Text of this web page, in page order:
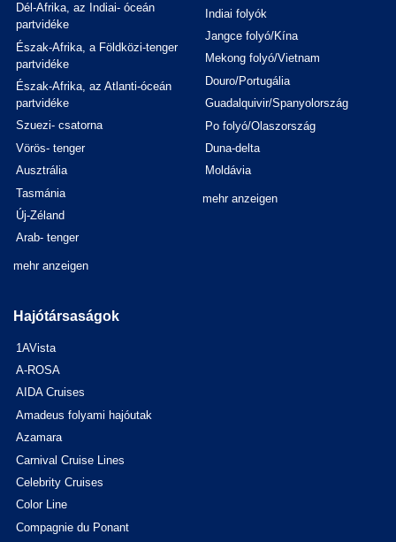
Dél-Afrika, az Indiai- óceán
partvidéke
Észak-Afrika, a Földközi-tenger
partvidéke
Észak-Afrika, az Atlanti-óceán
partvidéke
Szuezi- csatorna
Vörös- tenger
Ausztrália
Tasmánia
Új-Zéland
Arab- tenger
mehr anzeigen
Indiai folyók
Jangce folyó/Kína
Mekong folyó/Vietnam
Douro/Portugália
Guadalquivir/Spanyolország
Po folyó/Olaszország
Duna-delta
Moldávia
mehr anzeigen
Hajótársaságok
1AVista
A-ROSA
AIDA Cruises
Amadeus folyami hajóutak
Azamara
Carnival Cruise Lines
Celebrity Cruises
Color Line
Compagnie du Ponant